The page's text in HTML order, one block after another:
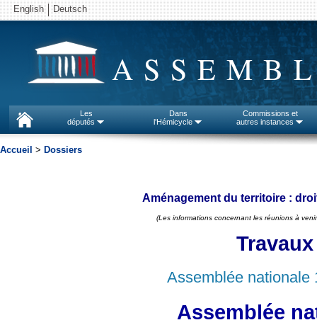
English Deutsch
Les
députés
Dans
l'Hémicycle
Commissions et
autres instances
Accueil > Dossiers
Aménagement du territoire :
(Les informations concernant les réunions à
Assemblée nationale
Assemblée